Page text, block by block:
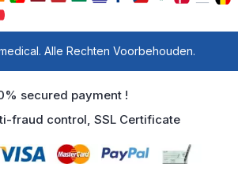
Alle Rechten Voorbehouden.
secured payment !
fraud control, SSL Certificate